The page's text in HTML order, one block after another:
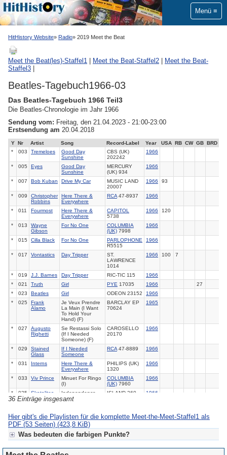
Menü
HitHistory Website Radio 2019 Meet the Beat
Meet the Beat(les)-Staffel1 Meet the Beat-Staffel2
Meet the Beat-
Staffel3
Beatles-Tagebuch1966-03
Das Beatles-Tagebuch 1966 Teil3
Die Beatles-Chronologie im Jahr 1966
Sendung vom: Freitag, den 21.04.2023 - 21:00-23:00
Erstsendung am 20.04.2018
Y Nr Artist Song Record-Label Year USA RB CW GB
BRD
*
003 Tremeloes
Good Day
Sunshine
CBS (UK)
202242
1966
* 005 Eyes
Good Day
Sunshine
MERCURY
(UK) 934
1966
* 007 Bob Kuban Drive My Car
MUSIC LAND
20007
1966 93
* 009
Christopher
Robbins
Here There &
Everywhere
RCA47-8937 1966
* 011 Fourmost
Here There &
Everywhere
CAPITOL
5738
1966 120
* 013
Wayne
Gibson
For No One
COLUMBIA
(UK) 7998
1966
* 015 Cilla Black For No One
PARLOPHONE
R5515
1966
* 017 Vontastics Day Tripper
ST.
LAWRENCE
1014
1966 100 7
* 019 J.J. Barnes Day Tripper RIC-TIC 115
1966
*
021 Truth Girl PYE 17035 1966
27
*
023 Beatles Girl ODEON 23152
1966
*
025
Frank
Alamo
Je Veux Prendre
La Main (I Want
To Hold Your
Hand) (F)
BARCLAY EP
70624
1965
* 027
Augusto
Righetti
Se Restassi Solo
(If I Needed
Someone) (F)
CAROSELLO
20170
1966
* 029
Stained
Glass
If I Needed
Someone
RCA47-8889 1966
* 031 Interns
Here There &
Everywhere
PHILIPS (UK)
1320
1966
* 033 Viv Prince
Minuet For Ringo
(I)
COLUMBIA
(UK) 7960
1966
* 035 Skatalites
Independence
Anniversary Ska
ISLAND 260 1966
* 037 Rutles It's Looking Good
WB (UK) LP
56459
1978
* 039 Beatles
I'M Looking
Through You
PARLOPHONE
LP 3075-10
1966
LP 7009-12
36 Einträge insgesamt
Hier gibt's die Playlisten für die komplette Meet-the-Meet-Staffel1 als
PDF (53 Seiten) (423,8 KiB)
Was bedeuten die farbigen Punkte?
Für Meet the Beat(les):